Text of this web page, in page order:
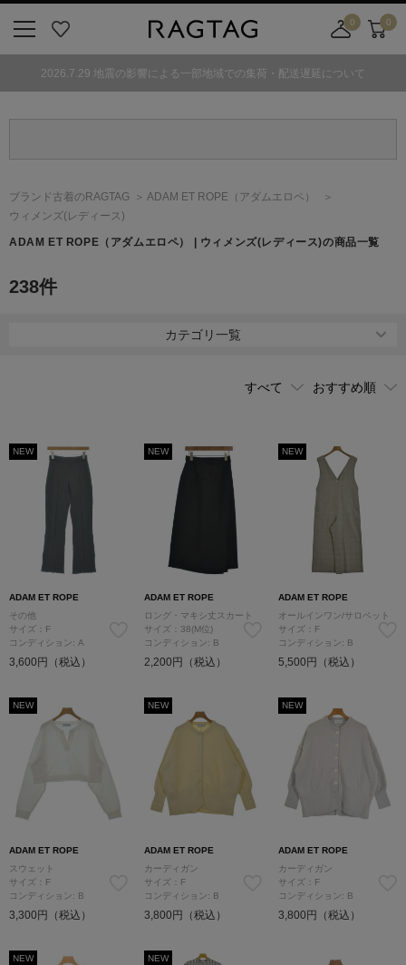
気
0
舗
カ
ト
0
2026.7.29 地震の影響による一部地域での集荷・配送遅延について
ブランド古着のRAGTAG ADAM ET ROPE （アダムエロペ）
ウィメンズ(レディース)
ADAM ET ROPE （アダムエロペ） | ウィメンズ(レディース)の商品一覧
238件
カテゴリ一覧
NEW
ADAM ET ROPE
その他
サイズ：F
コンディション: A
3,600円（税込）
NEW
ADAM ET ROPE
ロング・マキシ丈スカート
サイズ：38(M位)
コンディション: B
2,200円（税込）
NEW
ADAM ET ROPE
オールインワン/サロペット
サイズ：F
コンディション: B
5,500円（税込）
NEW
ADAM ET ROPE
スウェット
サイズ：F
コンディション: B
3,300円（税込）
NEW
ADAM ET ROPE
カーディガン
サイズ：F
コンディション: B
3,800円（税込）
NEW
ADAM ET ROPE
カーディガン
サイズ：F
コンディション: B
3,800円（税込）
NEW NEW